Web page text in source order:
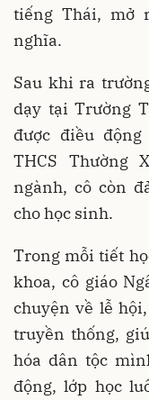
tiếng Thái, mở
nghĩa.
Sau khi ra
dạy tại Trường
được điều
THCS Thường
ngành, cô còn
cho học sinh.
Trong mỗi tiết
khoa, cô giáo
chuyện về lễ
truyền thống,
hóa dân tộc
động, lớp học